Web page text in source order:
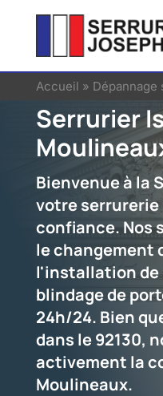
Accueil » Dépannage
Serrurier
Bienvenue à la
votre
confiance. Nos
le changement
l'installation de
blindage de
24h/24. Bien
dans le 92130,
activement la
Moulineaux.